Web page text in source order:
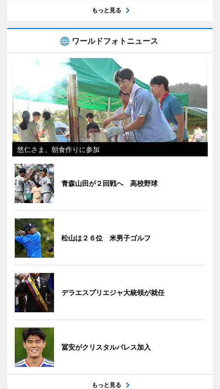
もっと見る
ワールドフォトニュース
悠仁さま、朝食作りに参加
青森山田が２回戦へ 高校野球
松山は２６位 米男子ゴルフ
デラエスプリエジャ大統領が就任
冨安がクリスタルパレス加入
もっと見る